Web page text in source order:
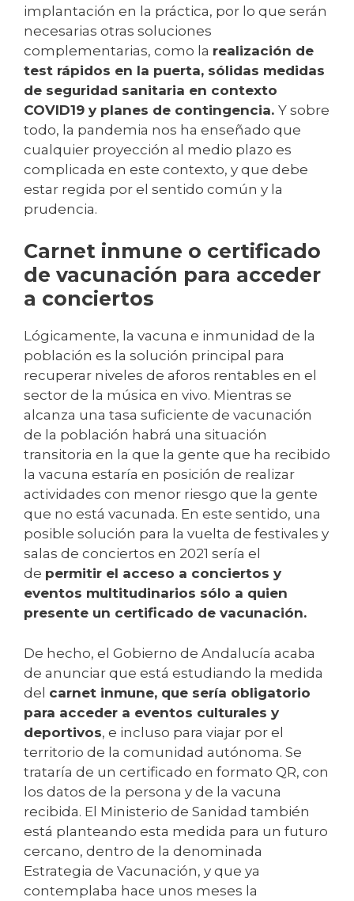
implantación en la práctica, por lo que serán
necesarias otras soluciones
complementarias, como la realización de
test rápidos en la puerta, sólidas medidas
de seguridad sanitaria en contexto
COVID19 y planes de contingencia. Y sobre
todo, la pandemia nos ha enseñado que
cualquier proyección al medio plazo es
complicada en este contexto, y que debe
estar regida por el sentido común y la
prudencia.
Carnet inmune o certificado
de vacunación para acceder
a conciertos
Lógicamente, la vacuna e inmunidad de la
población es la solución principal para
recuperar niveles de aforos rentables en el
sector de la música en vivo. Mientras se
alcanza una tasa suficiente de vacunación
de la población habrá una situación
transitoria en la que la gente que ha recibido
la vacuna estaría en posición de realizar
actividades con menor riesgo que la gente
que no está vacunada. En este sentido, una
posible solución para la vuelta de festivales y
salas de conciertos en 2021 sería el
de permitir el acceso a conciertos y
eventos multitudinarios sólo a quien
presente un certificado de vacunación.
De hecho, el Gobierno de Andalucía acaba
de anunciar que está estudiando la medida
del carnet inmune, que sería obligatorio
para acceder a eventos culturales y
deportivos, e incluso para viajar por el
territorio de la comunidad autónoma. Se
trataría de un certificado en formato QR, con
los datos de la persona y de la vacuna
recibida. El Ministerio de Sanidad también
está planteando esta medida para un futuro
cercano, dentro de la denominada
Estrategia de Vacunación, y que ya
contemplaba hace unos meses la